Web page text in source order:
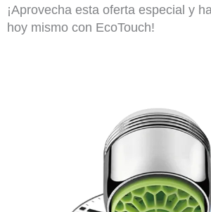
¡Aprovecha esta oferta especial y
hoy mismo con EcoTouch!